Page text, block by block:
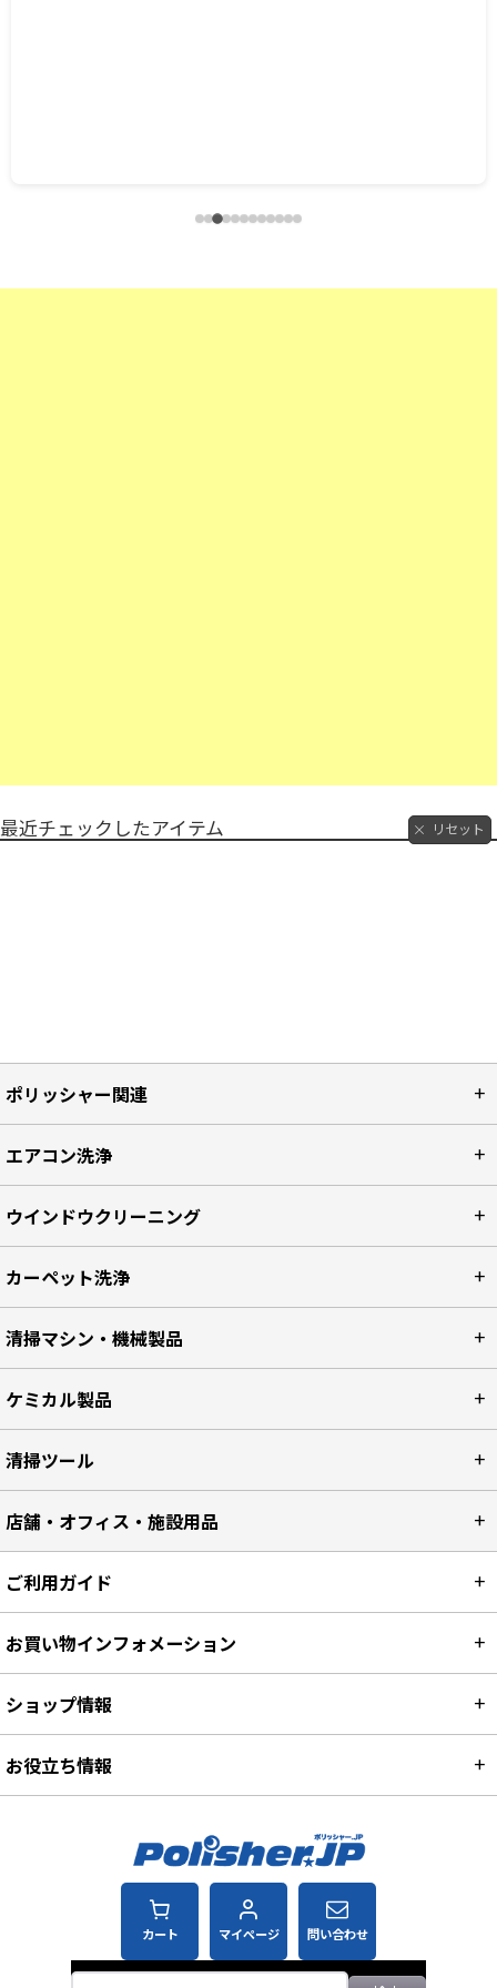
最近チェックしたアイテム リセット
ポリッシャー関連
エアコン洗浄
ウインドウクリーニング
カーペット洗浄
清掃マシン・機械製品
ケミカル製品
清掃ツール
店舗・オフィス・施設用品
カート マイページ 問い合わせ
ご利用ガイド
お買い物インフォメーション
ショップ情報
お役立ち情報